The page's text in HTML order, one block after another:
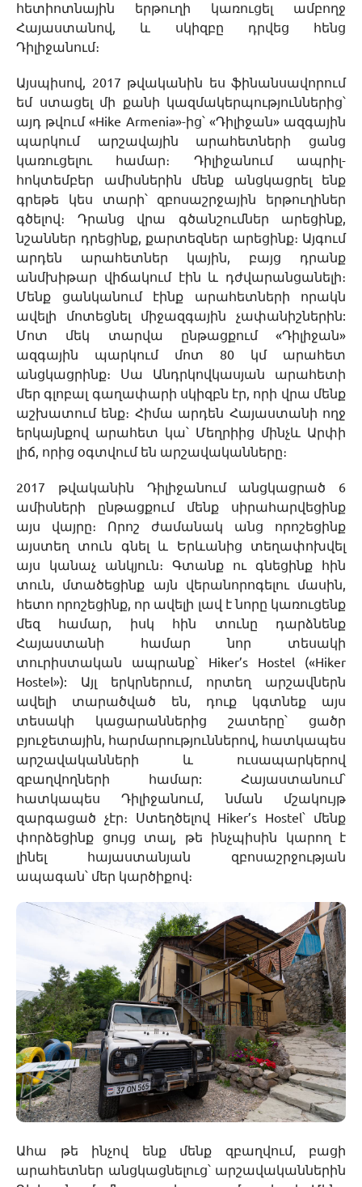
հետիոտնային երթուղի կառուցել ամբողջ
Հայաստանով, և սկիզբը դրվեց հենց
Դիլիջանում։
Այսպիսով, 2017 թվականին ես ֆինանսավորում
եմ ստացել մի քանի կազմակերպություններից՝
այդ թվում «Hike Armenia»-ից՝ «Դիլիջան» ազգային
պարկում արշավային արահետների ցանց
կառուցելու համար։ Դիլիջանում ապրիլ-
հոկտեմբեր ամիսներին մենք անցկացրել ենք
գրեթե կես տարի՝ զբոսաշրջային երթուղիներ
գծելով։ Դրանց վրա գծանշումներ արեցինք,
նշաններ դրեցինք, քարտեզներ արեցինք։ Այգում
արդեն արահետներ կային, բայց դրանք
անմխիթար վիճակում էին և դժվարանցանելի։
Մենք ցանկանում էինք արահետների որակն
ավելի մոտեցնել միջազգային չափանիշներին:
Մոտ մեկ տարվա ընթացքում «Դիլիջան»
ազգային պարկում մոտ 80 կմ արահետ
անցկացրինք։ Սա Անդրկովկասյան արահետի
մեր գլոբալ գաղափարի սկիզբն էր, որի վրա մենք
աշխատում ենք։ Հիմա արդեն Հայաստանի ողջ
երկայնքով արահետ կա՝ Մեղրիից մինչև Արփի
լիճ, որից օգտվում են արշավականները։
2017 թվականին Դիլիջանում անցկացրած 6
ամիսների ընթացքում մենք սիրահարվեցինք
այս վայրը։ Որոշ ժամանակ անց որոշեցինք
այստեղ տուն գնել և Երևանից տեղափոխվել
այս կանաչ անկյուն։ Գտանք ու գնեցինք հին
տուն, մտածեցինք այն վերանորոգելու մասին,
հետո որոշեցինք, որ ավելի լավ է նորը կառուցենք
մեզ համար, իսկ հին տունը դարձնենք
Հայաստանի համար նոր տեսակի
տուրիստական ապրանք՝ Hiker’s Hostel («Hiker
Hostel»): Այլ երկրներում, որտեղ արշավներն
ավելի տարածված են, դուք կգտնեք այս
տեսակի կացարաններից շատերը՝ ցածր
բյուջետային, հարմարություններով, հատկապես
արշավականների և ուսապարկերով
զբաղվողների համար: Հայաստանում՝
հատկապես Դիլիջանում, նման մշակույթ
զարգացած չէր։ Ստեղծելով Hiker’s Hostel՝ մենք
փորձեցինք ցույց տալ, թե ինչպիսին կարող է
լինել հայաստանյան զբոսաշրջության
ապագան՝ մեր կարծիքով։
Ահա թե ինչով ենք մենք զբաղվում, բացի
արահետներ անցկացնելուց՝ արշավականներին